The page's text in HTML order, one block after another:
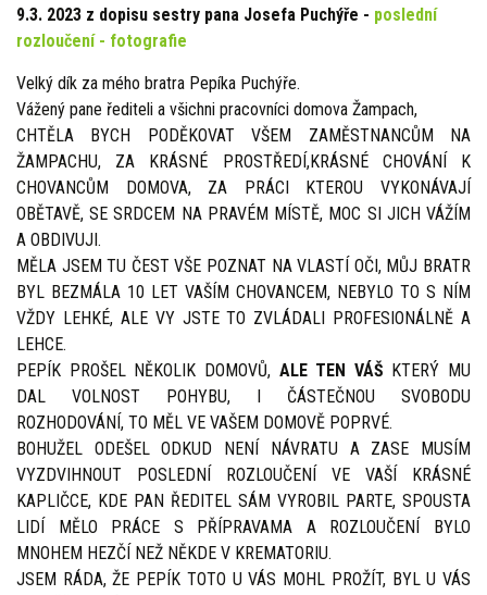
9.3. 2023 z dopisu sestry pana Josefa Puchýře - poslední
rozloučení - fotografie
Velký dík za mého bratra Pepíka Puchýře.
Vážený pane řediteli a všichni pracovníci domova Žampach,
CHTĚLA BYCH PODĚKOVAT VŠEM ZAMĚSTNANCŮM NA
ŽAMPACHU, ZA KRÁSNÉ PROSTŘEDÍ,KRÁSNÉ CHOVÁNÍ K
CHOVANCŮM DOMOVA, ZA PRÁCI KTEROU VYKONÁVAJÍ
OBĚTAVĚ, SE SRDCEM NA PRAVÉM MÍSTĚ, MOC SI JICH VÁŽÍM
A OBDIVUJI.
MĚLA JSEM TU ČEST VŠE POZNAT NA VLASTÍ OČI, MŮJ BRATR
BYL BEZMÁLA 10 LET VAŠÍM CHOVANCEM, NEBYLO TO S NÍM
VŽDY LEHKÉ, ALE VY JSTE TO ZVLÁDALI PROFESIONÁLNĚ A
LEHCE.
PEPÍK PROŠEL NĚKOLIK DOMOVŮ, ALE TEN VÁŠ KTERÝ MU
DAL VOLNOST POHYBU, I ČÁSTEČNOU SVOBODU
ROZHODOVÁNÍ, TO MĚL VE VAŠEM DOMOVĚ POPRVÉ.
BOHUŽEL ODEŠEL ODKUD NENÍ NÁVRATU A ZASE MUSÍM
VYZDVIHNOUT POSLEDNÍ ROZLOUČENÍ VE VAŠÍ KRÁSNÉ
KAPLIČCE, KDE PAN ŘEDITEL SÁM VYROBIL PARTE, SPOUSTA
LIDÍ MĚLO PRÁCE S PŘÍPRAVAMA A ROZLOUČENÍ BYLO
MNOHEM HEZČÍ NEŽ NĚKDE V KREMATORIU.
JSEM RÁDA, ŽE PEPÍK TOTO U VÁS MOHL PROŽÍT, BYL U VÁS